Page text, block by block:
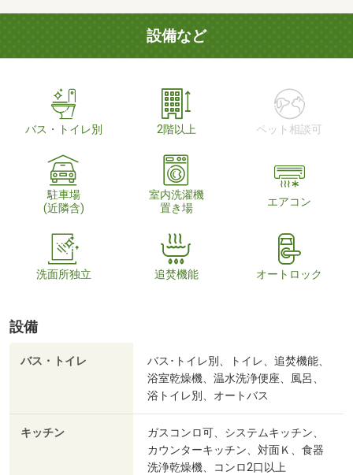
設備など
バス・トイレ別 2階以上 ペット相談可
駐車場
(近隣含)
室内洗濯機
置き場
エアコン
洗面所独立 追焚機能 オートロック
設備
バス・トイレ
バス･トイレ別、トイレ、追焚機能、
浴室乾燥機、温水洗浄便座、風呂、
浴トイレ別、オートバス
キッチン
ガスコンロ可、システムキッチン、
カウンターキッチン、対面Ｋ、食器
洗浄乾燥機、コンロ2口以上